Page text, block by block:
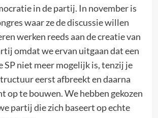
in de partij. In november is
waar ze de discussie willen
werken reeds aan de creatie van
omdat we ervan uitgaan dat een
SP niet meer mogelijk is, tenzij je
eerst afbreekt en daarna
op te bouwen. We hebben gekozen
partij die zich baseert op echte